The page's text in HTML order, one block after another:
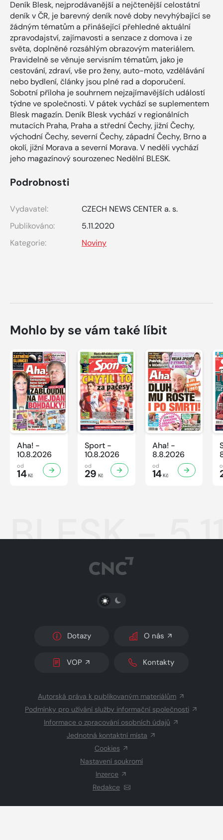
Deník Blesk, nejprodávanější a nejčtenější celostátní
deník v ČR, je barevný deník nové doby nevyhýbající se
žádným tématům a přinášející přehledné aktuální
zpravodajství, zajímavosti a senzace z domova i ze
světa, doplněné rozsáhlým obrazovým materiálem.
Pravidelně se věnuje servisním tématům, jako je
cestování, zdraví, vše pro ženy, auto-moto, vzdělávání
nebo bydlení, články jsou plné rad a doporučení.
Sobotní příloha je souhrnem nejzajímavějších událostí
týdne ve společnosti. V pátek vychází se suplementem
Blesk magazín. Deník Blesk vychází v regionálních
mutacích Praha, Praha a střední Čechy, jižní Čechy,
východní Čechy, severní Čechy, západní Čechy, Brno a
okolí, jižní Morava a severní Morava. V neděli vychází
jeho magazínový sourozenec Nedělní BLESK.
Podrobnosti
Vydavatel:
CZECH NEWS CENTER a. s.
Publikováno:
5.11.2020
Kategorie:
Noviny
Mohlo by se vám také líbit
Aha! -
10.8.2026
od
14Kč
Sport -
10.8.2026
od
29 Kč
Aha! -
8.8.2026
od
14Kč
BLESK -
PŘEPNOUT SVĚTLÝ/TMAVÝ REŽIM
Dotazy O nás
VOP Kontakty
Autorská práva k publikovaným materiálům
Podmínky pro užívání služby informační společnosti
Informace o zpracování osobních údajů
Jednotná kontaktní místa
Cookies
Nastavení soukromí
Inzerce
Redakce